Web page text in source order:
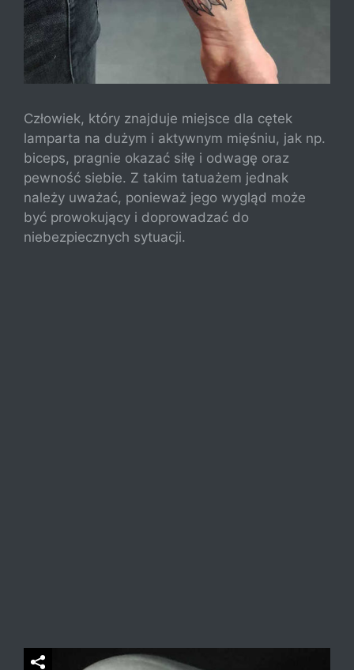
Człowiek, który znajduje miejsce dla cętek
lamparta na dużym i aktywnym mięśniu, jak np.
biceps, pragnie okazać siłę i odwagę oraz
pewność siebie. Z takim tatuażem jednak
należy uważać, ponieważ jego wygląd może
być prowokujący i doprowadzać do
niebezpiecznych sytuacji.